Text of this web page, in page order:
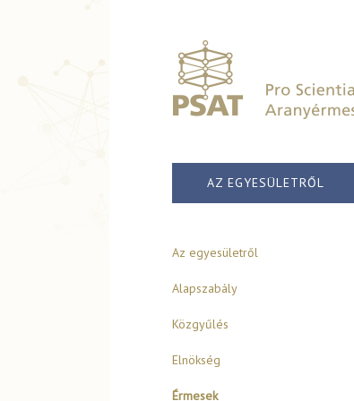
AZ EGYESÜLETRŐL
Az egyesületről
Alapszabály
Közgyűlés
Elnökség
Érmesek